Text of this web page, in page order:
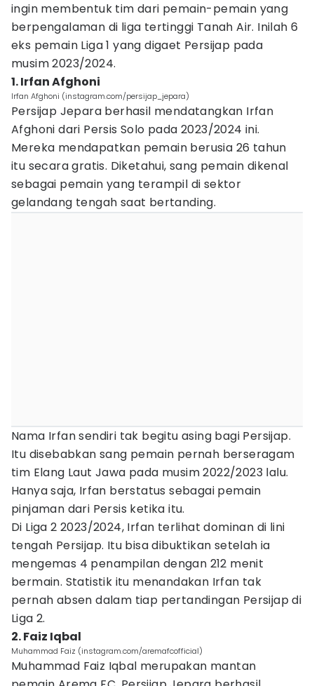
ingin membentuk tim dari pemain-pemain yang
berpengalaman di liga tertinggi Tanah Air. Inilah 6
eks pemain Liga 1 yang digaet Persijap pada
musim 2023/2024.
1. Irfan Afghoni
Irfan Afghoni (instagram.com/persijap_jepara)
Persijap Jepara berhasil mendatangkan Irfan
Afghoni dari Persis Solo pada 2023/2024 ini.
Mereka mendapatkan pemain berusia 26 tahun
itu secara gratis. Diketahui, sang pemain dikenal
sebagai pemain yang terampil di sektor
gelandang tengah saat bertanding.
Nama Irfan sendiri tak begitu asing bagi Persijap.
Itu disebabkan sang pemain pernah berseragam
tim Elang Laut Jawa pada musim 2022/2023 lalu.
Hanya saja, Irfan berstatus sebagai pemain
pinjaman dari Persis ketika itu.
Di Liga 2 2023/2024, Irfan terlihat dominan di lini
tengah Persijap. Itu bisa dibuktikan setelah ia
mengemas 4 penampilan dengan 212 menit
bermain. Statistik itu menandakan Irfan tak
pernah absen dalam tiap pertandingan Persijap di
Liga 2.
2. Faiz Iqbal
Muhammad Faiz (instagram.com/aremafcofficial)
Muhammad Faiz Iqbal merupakan mantan